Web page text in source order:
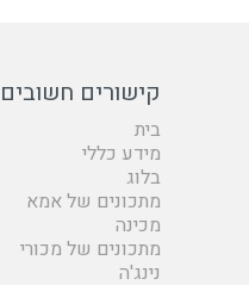
קישורים חשובים
בית
מידע כללי
בלוג
מתכונים של אמא
מכינה
מתכונים של מכורי
נינג'ה